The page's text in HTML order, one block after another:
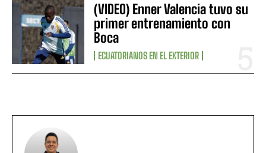
(VIDEO) Enner Valencia tuvo su
primer entrenamiento con
Boca
ECUATORIANOS EN EL EXTERIOR